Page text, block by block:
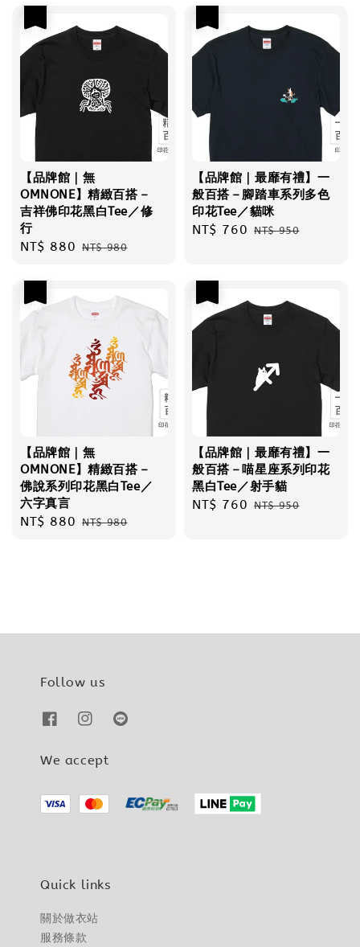
【品牌館｜無
OMNONE】精緻百搭－
吉祥佛印花黑白Tee／修
行
Sale
NT$ 880 Regular
NT$ 980
【品牌館｜最靡有禮】一
般百搭－腳踏車系列多色
印花Tee／貓咪
Sale
NT$ 760 Regular
NT$ 950
【品牌館｜無
OMNONE】精緻百搭－
佛說系列印花黑白Tee／
六字真言
Sale
NT$ 880 Regular
NT$ 980
【品牌館｜最靡有禮】一
般百搭－喵星座系列印花
黑白Tee／射手貓
Sale
NT$ 760 Regular
NT$ 950
Follow us
We accept
Quick links
關於做衣站
服務條款